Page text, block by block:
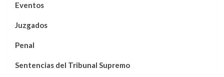
Eventos
Juzgados
Penal
Sentencias del Tribunal Supremo